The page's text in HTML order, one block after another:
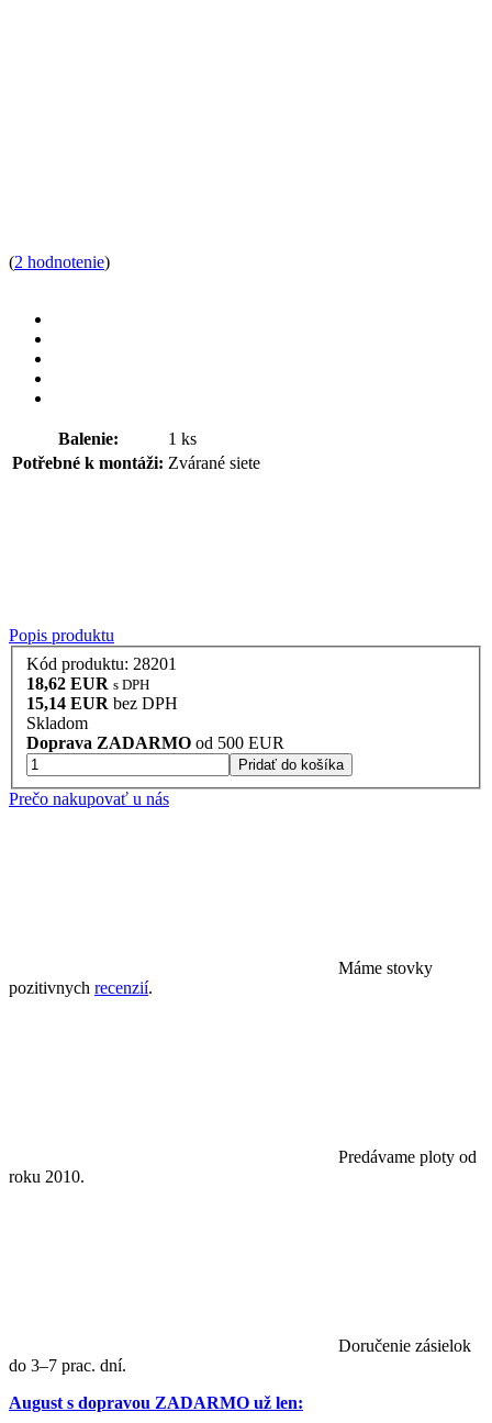
(2 hodnotenie)
Balenie:
1 ks
Potřebné k montáži: Zvárané siete
Popis produktu
Kód produktu: 28201
18,62 EUR s DPH
15,14 EUR bez DPH
Skladom
Doprava ZADARMO od 500 EUR
Pridať do košíka
Prečo nakupovať u nás
Máme stovky
pozitivnych recenzií.
Predávame ploty od
roku 2010.
Doručenie zásielok
do 3–7 prac. dní.
August s dopravou ZADARMO už len: